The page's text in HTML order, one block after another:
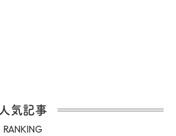
人気記事
RANKING